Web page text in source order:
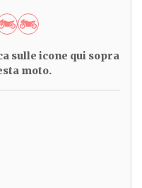
sulle icone qui sopra
moto.